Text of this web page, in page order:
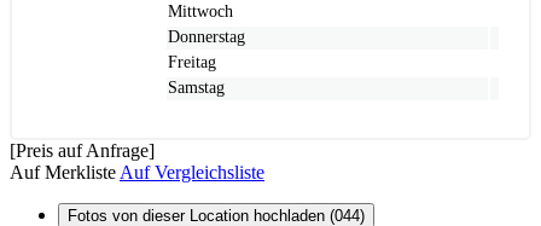
Mittwoch
Donnerstag
Freitag
Samstag
[Preis auf Anfrage]
Auf Merkliste Auf Vergleichsliste
Fotos von dieser Location hochladen (044)